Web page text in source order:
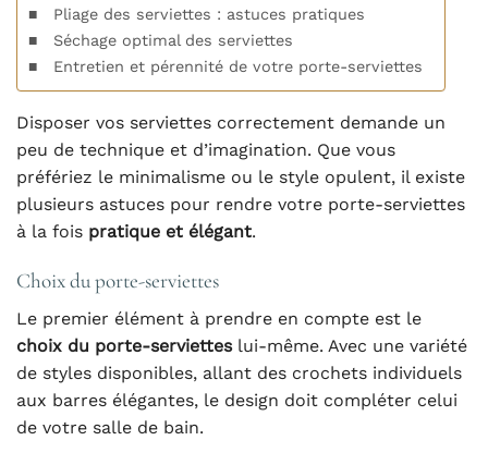
Pliage des serviettes : astuces pratiques
Séchage optimal des serviettes
Entretien et pérennité de votre porte-serviettes
Disposer vos serviettes correctement demande un
peu de technique et d’imagination. Que vous
préfériez le minimalisme ou le style opulent, il existe
plusieurs astuces pour rendre votre porte-serviettes
à la fois pratique et élégant.
Choix du porte-serviettes
Le premier élément à prendre en compte est le
choix du porte-servietteslui-même. Avec une variété
de styles disponibles, allant des crochets individuels
aux barres élégantes, le design doit compléter celui
de votre salle de bain.